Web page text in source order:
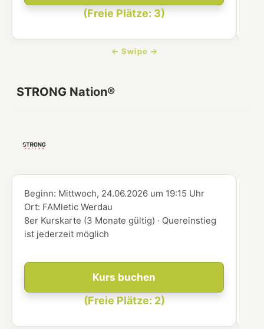
(Freie Plätze: 3)
STRONG Nation®
Kurs buchen
(Freie Plätze: 2)
Beginn: Mittwoch, 24.06.2026 um 19:15 Uhr
Ort: FAMletic Werdau
8er Kurskarte (3 Monate gültig) · Quereinstieg
ist jederzeit möglich